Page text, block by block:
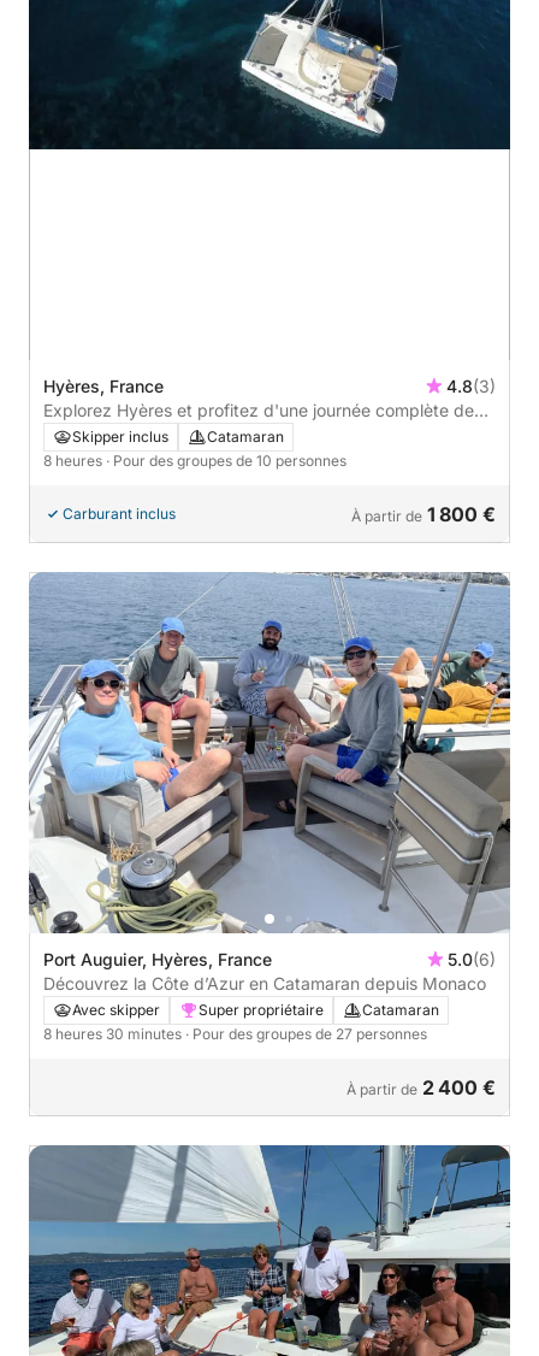
Hyères, France 4.8(3)
Explorez Hyères et profitez d'une journée complète de
navigation en catamaran.
Skipper inclus
Catamaran
8 heures · Pour des groupes de 10 personnes
Carburant inclus À partir de 1 800 €
Port Auguier, Hyères, France 5.0(6)
Découvrez la Côte d’Azur en Catamaran depuis Monaco
Avec skipper Super propriétaire
Catamaran
8 heures 30 minutes · Pour des groupes de 27 personnes
À partir de 2 400 €